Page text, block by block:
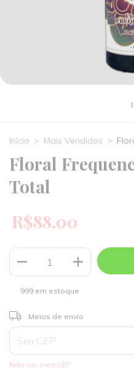
1
Início > Mais Vendidos >
Floral
Total
R$88,00
999 em estoque
Entregas para o CEP:
Meios de envio
Não sei meu CEP